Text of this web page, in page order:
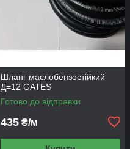
Шланг маслобензостійкий
Д=12 GATES
Готово до відправки
435 ₴/м